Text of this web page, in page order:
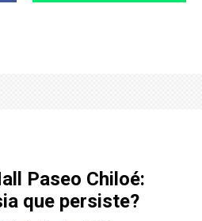
Paseo Chiloé:
que persiste?